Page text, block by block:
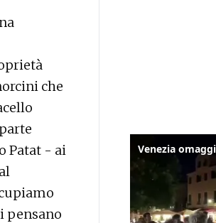
che
Patat - ai
pensano